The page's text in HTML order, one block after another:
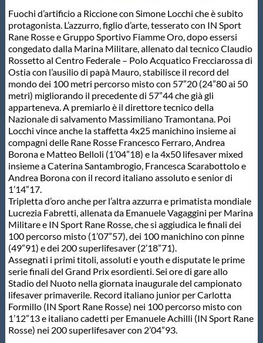
Scuole Nuoto
Propaganda
Centri Federali
Area Legislativa
Protezione Civile
Qualità
Sostenibilità
Privacy
Cookie Policy
Archivio News
Fuochi d’artificio a Riccione con Simone Locchi che è subito
protagonista. L’azzurro, figlio d’arte, tesserato con IN Sport
Rane Rosse e Gruppo Sportivo Fiamme Oro, dopo essersi
congedato dalla Marina Militare, allenato dal tecnico Claudio
Rossetto al Centro Federale – Polo Acquatico Frecciarossa di
Ostia con l’ausilio di papà Mauro, stabilisce il record del
mondo dei 100 metri percorso misto con 57”20 (24”80 ai 50
metri) migliorando il precedente di 57”44 che già gli
apparteneva. A premiarlo è il direttore tecnico della
Nazionale di salvamento Massimiliano Tramontana. Poi
Locchi vince anche la staffetta 4x25 manichino insieme ai
compagni delle Rane Rosse Francesco Ferraro, Andrea
Borona e Matteo Belloli (1’04”18) e la 4x50 lifesaver mixed
insieme a Caterina Santambrogio, Francesca Scarabottolo e
Andrea Borona con il record italiano assoluto e senior di
1’14”17.
Tripletta d’oro anche per l’altra azzurra e primatista mondiale
Lucrezia Fabretti, allenata da Emanuele Vagaggini per Marina
Militare e IN Sport Rane Rosse, che si aggiudica le finali dei
100 percorso misto (1’07”57), dei 100 manichino con pinne
(49”91) e dei 200 superlifesaver (2’18”71).
Assegnati i primi titoli, assoluti e youth e disputate le prime
serie finali del Grand Prix esordienti. Sei ore di gare allo
Stadio del Nuoto nella giornata inaugurale del campionato
lifesaver primaverile. Record italiano junior per Carlotta
Formillo (IN Sport Rane Rosse) nei 100 percorso misto con
1’12”13 e italiano cadetti per Emanuele Achilli (IN Sport Rane
Rosse) nei 200 superlifesaver con 2’04”93.